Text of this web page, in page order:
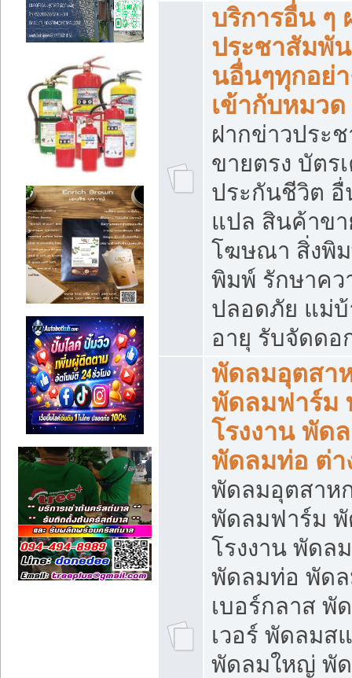
บริการอื่น ๆ
ประชาสัมพั
นอื่นๆทุกอย่
เข้ากับหมวด
ฝากข่าวประ
ขายตรง บัตร
ประกันชีวิต อื่
แปล สินค้าขา
โฆษณา สิ่งพิ
พิมพ์ รักษาคว
ปลอดภัย แม่บ้
อายุ รับจัดดอ
พัดลมอุตสา
พัดลมฟาร์ม
โรงงาน พัด
พัดลมท่อ ต่า
พัดลมอุตสาห
พัดลมฟาร์ม
โรงงาน พัดล
พัดลมท่อ พัด
เบอร์กลาส พั
เวอร์ พัดลมส
พัดลมใหญ่ พั